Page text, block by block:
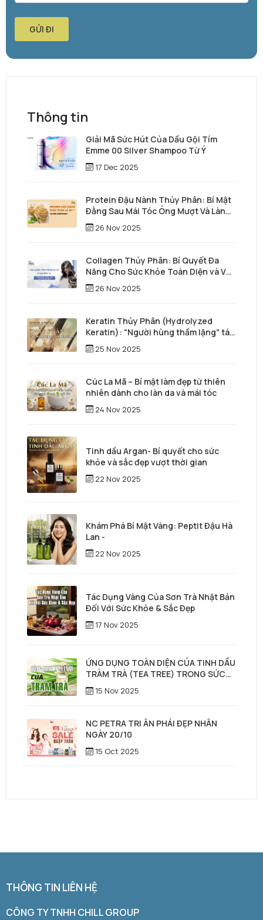
GỬI ĐI
Thông tin
Giải Mã Sức Hút Của Dầu Gội Tím
Emme 00 Silver Shampoo Từ Ý
17 Dec 2025
Protein Đậu Nành Thủy Phân: Bí Mật
Đằng Sau Mái Tóc Óng Mượt Và Làn
Da Trẻ Trung
26 Nov 2025
Collagen Thủy Phân: Bí Quyết Đa
Năng Cho Sức Khỏe Toàn Diện và Vẻ
Đẹp Vượt Thời Gian
26 Nov 2025
Keratin Thủy Phân (Hydrolyzed
Keratin): "Người hùng thầm lặng" tái
tạo mái tóc từ sâu bên trong
25 Nov 2025
Cúc La Mã – Bí mật làm đẹp từ thiên
nhiên dành cho làn da và mái tóc
24 Nov 2025
Tinh dầu Argan- Bí quyết cho sức
khỏe và sắc đẹp vượt thời gian
22 Nov 2025
Khám Phá Bí Mật Vàng: Peptit Đậu Hà
Lan -
22 Nov 2025
Tác Dụng Vàng Của Sơn Trà Nhật Bản
Đối Với Sức Khỏe & Sắc Đẹp
17 Nov 2025
ỨNG DỤNG TOÀN DIỆN CỦA TINH DẦU
TRÀM TRÀ (TEA TREE) TRONG SỨC
KHỎE, LÀM ĐẸP & CHĂM SÓC TÓC –
DA ĐẦU
15 Nov 2025
NC PETRA TRI ÂN PHÁI ĐẸP NHÂN
NGÀY 20/10
15 Oct 2025
THÔNG TIN LIÊN HỆ
CÔNG TY TNHH CHILL GROUP